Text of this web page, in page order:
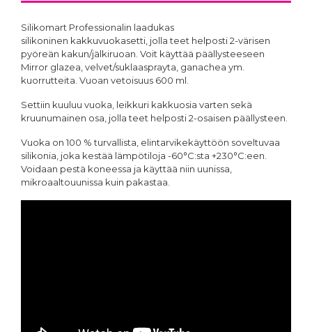
Silikomart Professionalin laadukas
silikoninen kakkuvuokasetti, jolla teet helposti 2-värisen
pyöreän kakun/jälkiruoan. Voit käyttää päällysteeseen
Mirror glazea, velvet/suklaasprayta, ganachea ym.
kuorrutteita. Vuoan vetoisuus 600 ml.
Settiin kuuluu vuoka, leikkuri kakkuosia varten sekä
kruunumainen osa, jolla teet helposti 2-osaisen päällysteen.
Vuoka on 100 % turvallista, elintarvikekäyttöön soveltuvaa
silikonia, joka kestää lämpötiloja -60°C:sta +230°C:een.
Voidaan pestä koneessa ja käyttää niin uunissa,
mikroaaltouunissa kuin pakastaa.